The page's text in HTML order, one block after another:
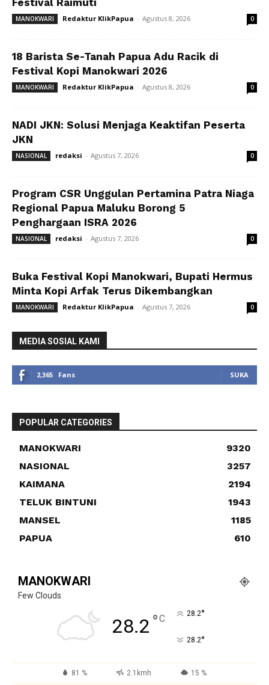
MANOKWARI Redaktur KlikPapua - Agustus 8, 2026 0
18 Barista Se-Tanah Papua Adu Racik di
Festival Kopi Manokwari 2026
MANOKWARI Redaktur KlikPapua - Agustus 8, 2026 0
NADI JKN: Solusi Menjaga Keaktifan Peserta
JKN
NASIONAL redaksi - Agustus 7, 2026 0
Program CSR Unggulan Pertamina Patra Niaga
Regional Papua Maluku Borong 5
Penghargaan ISRA 2026
NASIONAL redaksi - Agustus 7, 2026 0
Buka Festival Kopi Manokwari, Bupati Hermus
Minta Kopi Arfak Terus Dikembangkan
MANOKWARI Redaktur KlikPapua - Agustus 7, 2026 0
MEDIA SOSIAL KAMI
2,365 Fans SUKA
POPULAR CATEGORIES
MANOKWARI
9320
NASIONAL
3257
KAIMANA
2194
TELUK BINTUNI
1943
MANSEL
1185
PAPUA
610
MANOKWARI
Few Clouds
28.2 °C 28.2°
28.2°
81 % 2.1kmh 15 %